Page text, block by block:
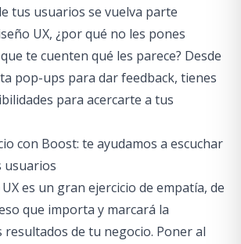
tus usuarios se vuelva parte
UX, ¿por qué no les pones
te cuenten qué les parece? Desde
pop-ups para dar feedback, tienes
para acercarte a tus
con Boost: te ayudamos a escuchar
usuarios
es un gran ejercicio de empatía, de
que importa y marcará la
resultados de tu negocio. Poner al